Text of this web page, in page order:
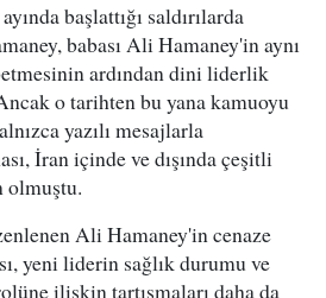
başlattığı saldırılarda
babası Ali Hamaney'in aynı
ardından dini liderlik
o tarihten bu yana kamuoyu
yazılı mesajlarla
İran içinde ve dışında çeşitli
olmuştu.
Ali Hamaney'in cenaze
yeni liderin sağlık durumu ve
ilişkin tartışmaları daha da